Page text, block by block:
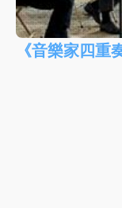
《音樂家四